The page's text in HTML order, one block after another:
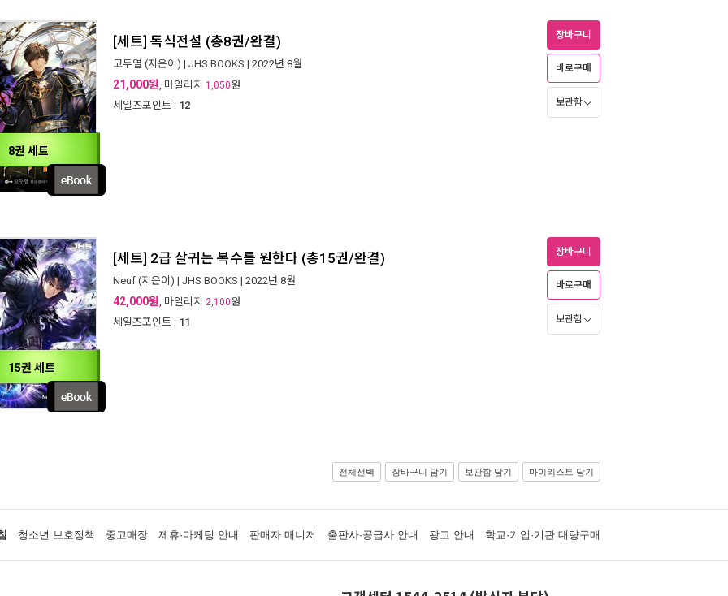
8권 세트
[세트] 독식전설 (총8권/완결)
고두열 (지은이) | JHS BOOKS | 2022년 8월
21,000원, 마일리지 1,050원
세일즈포인트 : 12
장바구니
바로구매
보관함
15권 세트
[세트] 2급 살귀는 복수를 원한다 (총15권/완결)
Neuf (지은이) | JHS BOOKS | 2022년 8월
42,000원, 마일리지 2,100원
세일즈포인트 : 11
장바구니
바로구매
보관함
전체선택 장바구니 담기 보관함 담기 마이리스트 담기
청소년 보호정책 중고매장 제휴·마케팅 안내 판매자 매니저 출판사·공급사 안내 광고 안내 학교·기업·기관 대량구매